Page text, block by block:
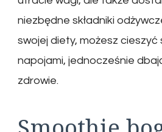
niezbędne składniki
swojej diety, możesz cieszyć
napojami, jednocześnie
zdrowie.